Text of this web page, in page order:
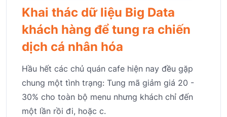
Khai thác dữ liệu Big Data
khách hàng để tung ra chiến
dịch cá nhân hóa
Hầu hết các chủ quán cafe hiện nay đều gặp
chung một tình trạng: Tung mã giảm giá 20 -
30% cho toàn bộ menu nhưng khách chỉ đến
một lần rồi đi, hoặc c.